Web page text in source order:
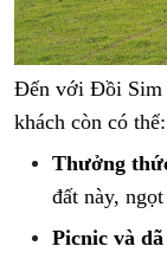
Đến với Đồi Sim
khách còn có thể:
Thưởng
đất này,
Picnic và